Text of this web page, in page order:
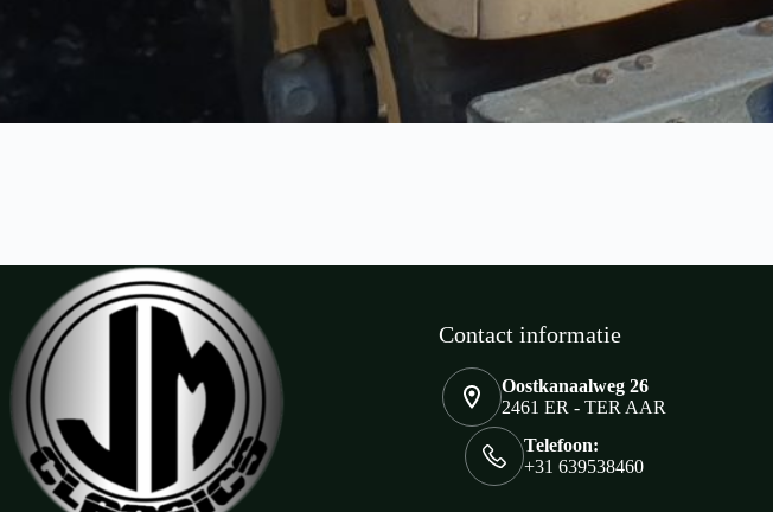
Contact informatie
Oostkanaalweg 26
2461 ER - TER AAR
Telefoon:
+31 639538460